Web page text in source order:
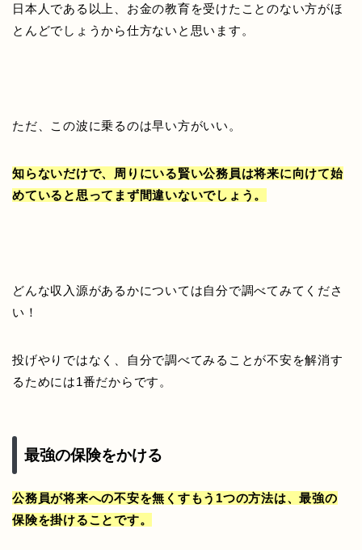
日本人である以上、お金の教育を受けたことのない方がほ
とんどでしょうから仕方ないと思います。
ただ、この波に乗るのは早い方がいい。
知らないだけで、周りにいる賢い公務員は将来に向けて始
めていると思ってまず間違いないでしょう。
どんな収入源があるかについては自分で調べてみてくださ
い！
投げやりではなく、自分で調べてみることが不安を解消す
るためには1番だからです。
最強の保険をかける
公務員が将来への不安を無くすもう1つの方法は、最強の
保険を掛けることです。